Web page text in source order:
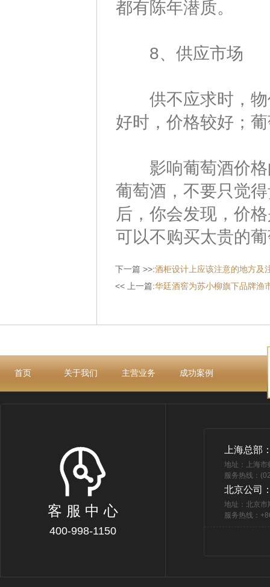
都有陈年潜质。
8、供应市场
供不应求时，物
好时，价格较好；
影响葡萄酒价格
葡萄酒，不要只觉
后，你会发现，价
可以不购买太贵的
下一篇 >>:酒柜设计上应该注意的地方及
<< 上一篇:华廷酒窖为苏小柳旗下品牌渔
首页 关于我们 主营业务 成功案例
客 服 中 心
400-998-1150
上海总部
地址：上海
服务热线：
北京公司
地址：北京市
服务热线：